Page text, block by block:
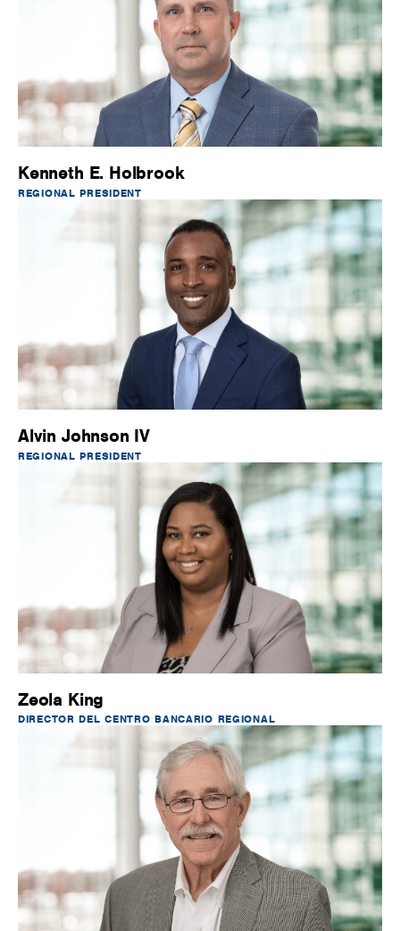
Kenneth E. Holbrook
REGIONAL PRESIDENT
Alvin Johnson IV
REGIONAL PRESIDENT
Zeola King
DIRECTOR DEL CENTRO BANCARIO REGIONAL